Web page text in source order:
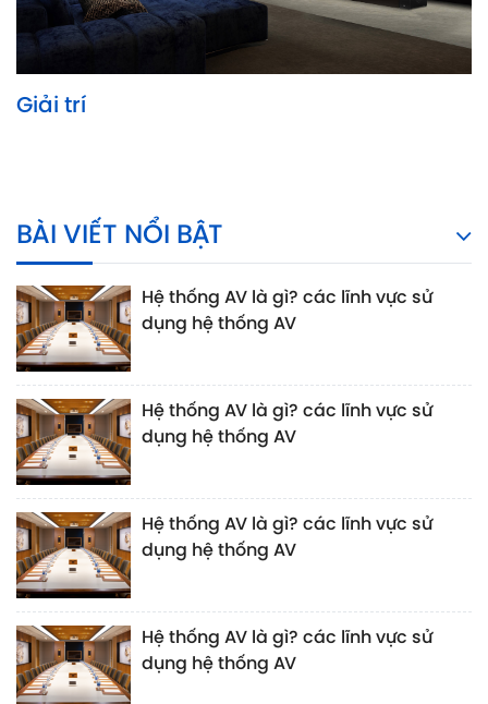
Giải trí
BÀI VIẾT NỔI BẬT
Hệ thống AV là gì? các lĩnh vực sử
dụng hệ thống AV
Hệ thống AV là gì? các lĩnh vực sử
dụng hệ thống AV
Hệ thống AV là gì? các lĩnh vực sử
dụng hệ thống AV
Hệ thống AV là gì? các lĩnh vực sử
dụng hệ thống AV